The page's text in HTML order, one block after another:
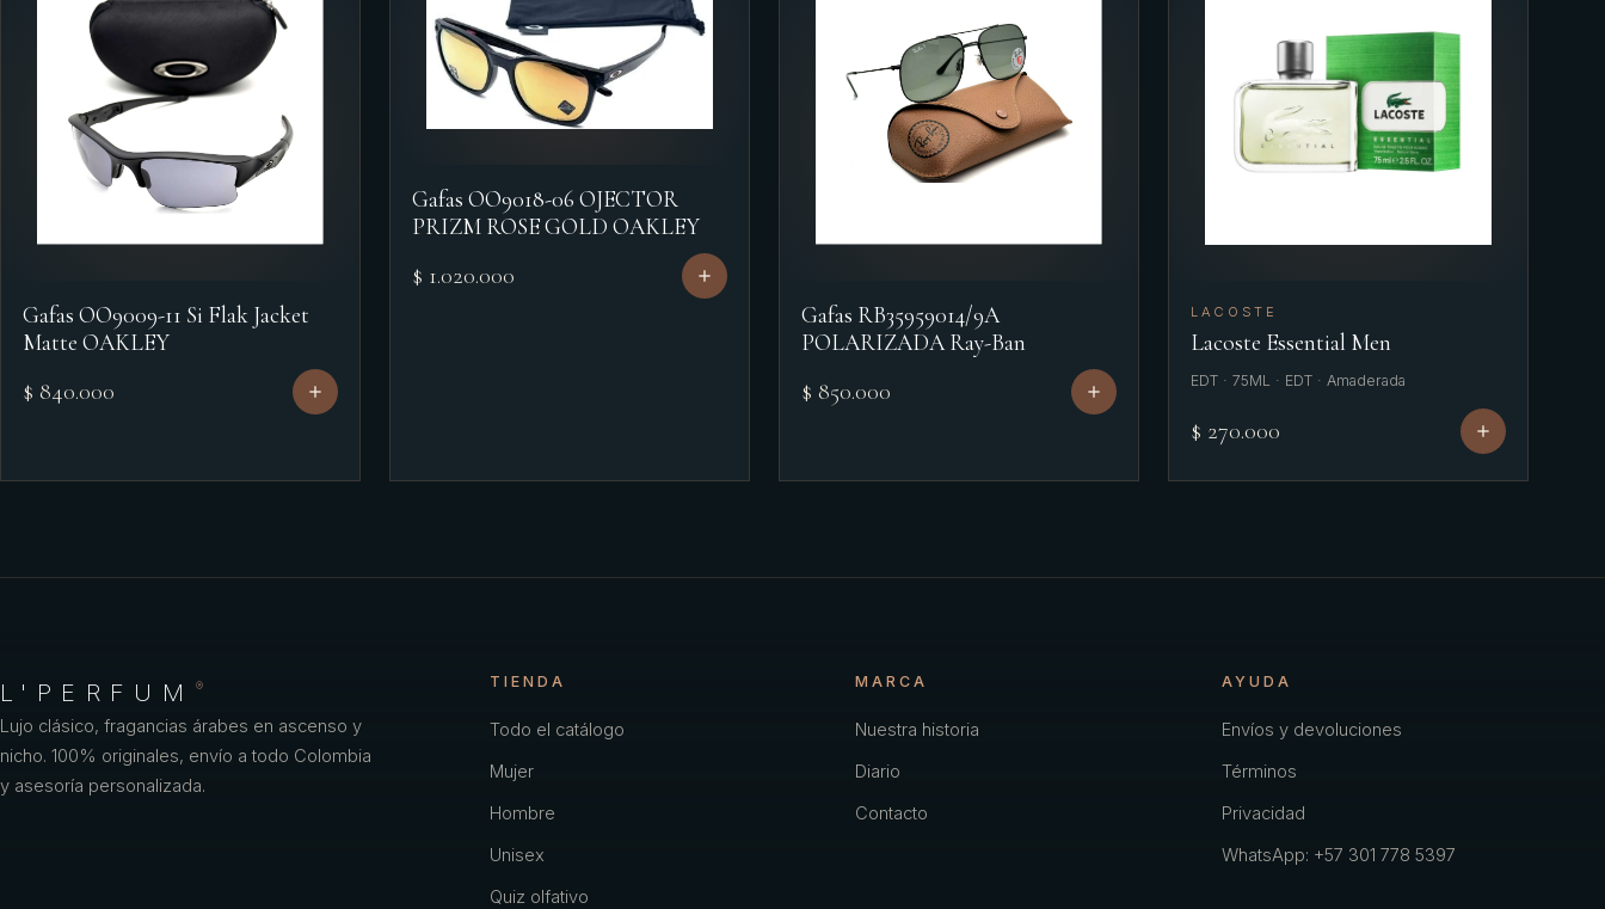
Gafas OO9009-11 Si Flak Jacket
Matte OAKLEY
$ 840.000
Gafas OO9018-06 OJECTOR
PRIZM ROSE GOLD OAKLEY
$ 1.020.000
Gafas RB35959014/9A
POLARIZADA Ray-Ban
$ 850.000
LACOSTE
Lacoste Essential Men
EDT · 75ML · EDT · Amaderada
$ 270.000
L'PERFUM ®
Lujo clásico, fragancias árabes en ascenso y
nicho. 100% originales, envío a todo Colombia
y asesoría personalizada.
TIENDA
Todo el catálogo
Mujer
Hombre
Unisex
Quiz olfativo
MARCA
Nuestra historia
Diario
Contacto
AYUDA
Envíos y devoluciones
Términos
Privacidad
WhatsApp: +57 301 778 5397